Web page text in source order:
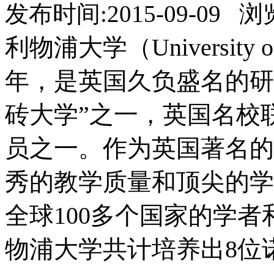
发布时间:2015-09-09 浏
利物浦大学（University
年，是英国久负盛名的
砖大学”之一，英国名校
员之一。作为英国著名
秀的教学质量和顶尖的
全球100多个国家的学
物浦大学共计培养出8位